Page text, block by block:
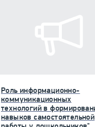
Роль информационно-
коммуникационных
технологий в
навыков самостоятельной